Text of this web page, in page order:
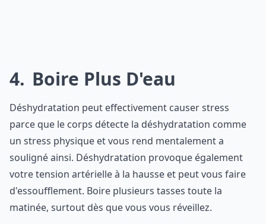
4 Boire Plus D'eau
Déshydratation peut effectivement causer stress
parce que le corps détecte la déshydratation comme
un stress physique et vous rend mentalement a
souligné ainsi. Déshydratation provoque également
votre tension artérielle à la hausse et peut vous faire
d'essoufflement. Boire plusieurs tasses toute la
matinée, surtout dès que vous vous réveillez.